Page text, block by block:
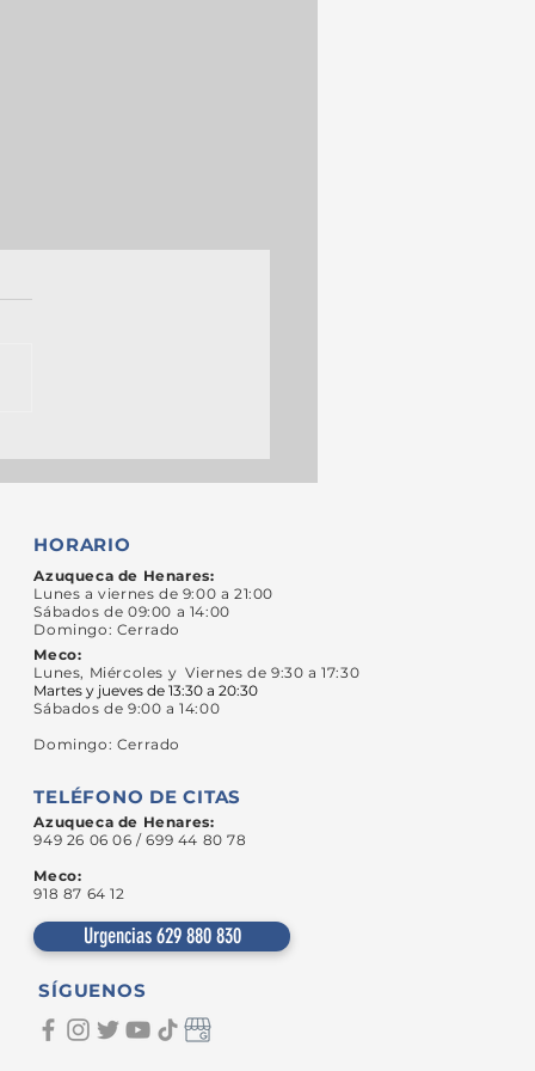
HORARIO
Azuqueca de Henares:
Lunes a viernes de 9:00 a 21:00
Sábados de 09:00 a 14:00
Domingo: Cerrado
Meco:
Lunes, Miércoles y Viernes de 9:30 a 17:30
Martes y jueves de 13:30 a 20:30
Sábados de 9:00 a 14:00
Domingo: Cerrado
TELÉFONO DE CITAS
Azuqueca de Henares:
949 26 06 06 / 699 44 80 78
Meco:
918 87 64 12
Urgencias 629 880 830
SÍGUENOS